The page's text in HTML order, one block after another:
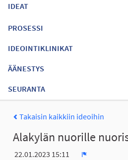
IDEAT
PROSESSI
IDEOINTIKLINIKAT
ÄÄNESTYS
SEURANTA
Takaisin kaikkiin ideoihin
Alakylän nuorille
22.01.2023 15:11